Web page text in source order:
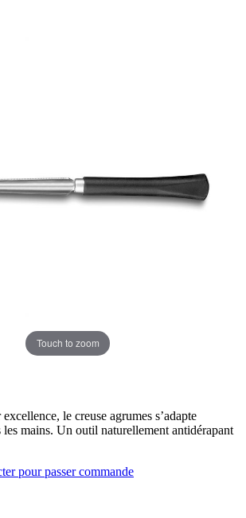
Touch to zoom
le creuse agrumes s’adapte
les mains. Un outil naturellement antidérapant
pour passer commande